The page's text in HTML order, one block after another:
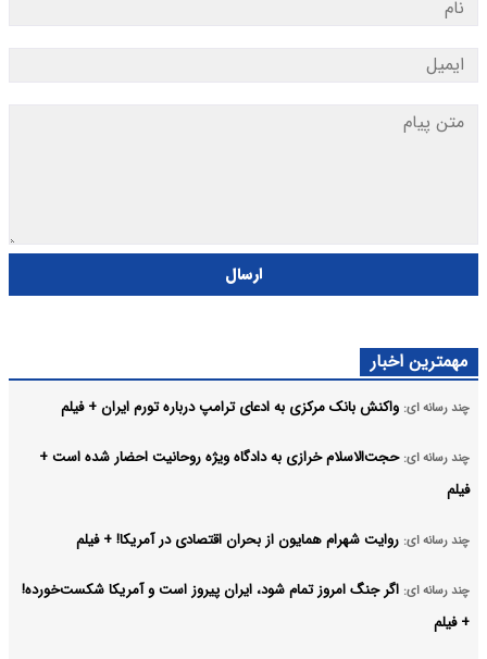
ارسال
مهمترین اخبار
چند رسانه ای: واکنش بانک مرکزی به ادعای ترامپ درباره تورم ایران + فیلم
چند رسانه ای: حجت‌الاسلام خرازی به دادگاه ویژه روحانیت احضار شده است +
فیلم
چند رسانه ای: روایت شهرام همایون از بحران اقتصادی در آمریکا! + فیلم
چند رسانه ای: اگر جنگ امروز تمام شود، ایران پیروز است و آمریکا شکست‌خورده!
+ فیلم